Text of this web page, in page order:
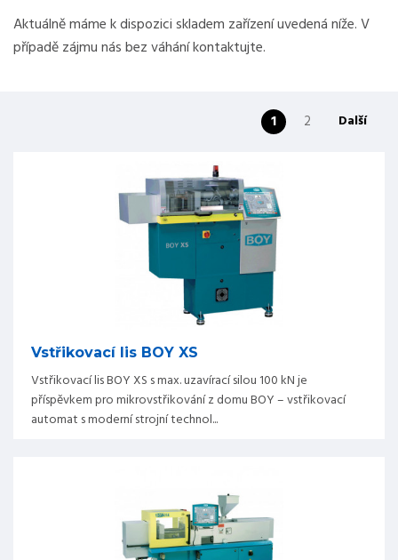
Aktuálně máme k dispozici skladem zařízení uvedená níže. V
případě zájmu nás bez váhání kontaktujte.
1 2 Další
Vstřikovací lis BOY XS
Vstřikovací lis BOY XS s max. uzavírací silou 100 kN je
příspěvkem pro mikrovstřikování z domu BOY – vstřikovací
automat s moderní strojní technol...